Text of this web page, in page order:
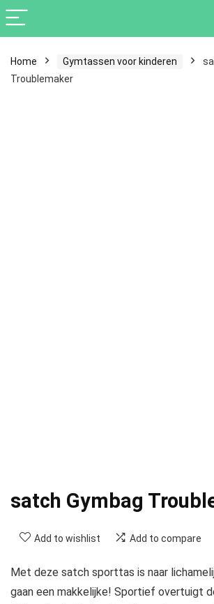
Home Gymtassen voor kinderen
Troublemaker
satch Gymbag
Add to wishlist Add to compare
Met deze satch sporttas is naar
gaan een makkelijke! Sportief overtuigt